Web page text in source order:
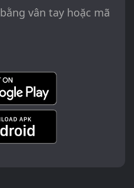
vân tay hoặc mã